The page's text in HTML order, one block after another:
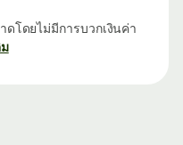
ดโดยไม่มีการบวกเงินค่า